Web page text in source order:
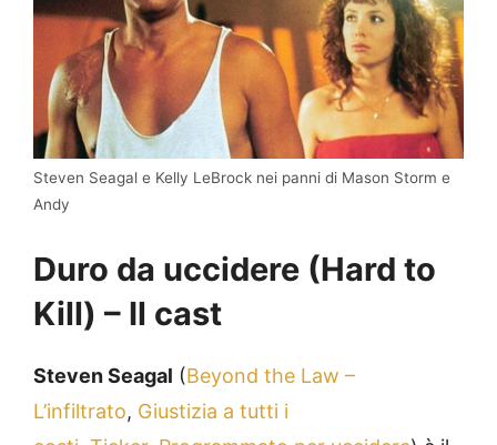
Steven Seagal e Kelly LeBrock nei panni di Mason Storm e
Andy
Duro da uccidere (Hard to
Kill) – Il cast
Steven Seagal (Beyond the Law –
L’infiltrato, Giustizia a tutti i